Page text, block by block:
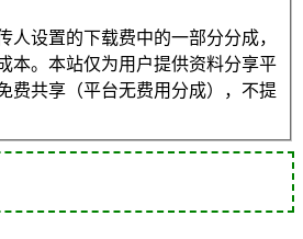
设置的下载费中的一部分分成，
本。本站仅为用户提供资料分享平
费共享（平台无费用分成），不提